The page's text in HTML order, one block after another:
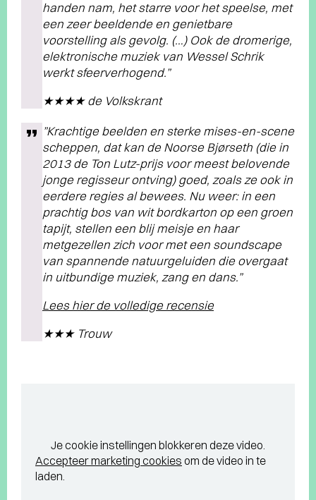
handen nam, het starre voor het speelse, met
een zeer beeldende en genietbare
voorstelling als gevolg. (…) Ook de dromerige,
elektronische muziek van Wessel Schrik
werkt sfeerverhogend.”
★★★★ de Volkskrant
”Krachtige beelden en sterke mises-en-scene
scheppen, dat kan de Noorse Bjørseth (die in
2013 de Ton Lutz-prijs voor meest belovende
jonge regisseur ontving) goed, zoals ze ook in
eerdere regies al bewees. Nu weer: in een
prachtig bos van wit bordkarton op een groen
tapijt, stellen een blij meisje en haar
metgezellen zich voor met een soundscape
van spannende natuurgeluiden die overgaat
in uitbundige muziek, zang en dans.”
Lees hier de volledige recensie
★★★ Trouw
Je cookie instellingen blokkeren deze video.
Accepteer marketing cookies om de video in te
laden.